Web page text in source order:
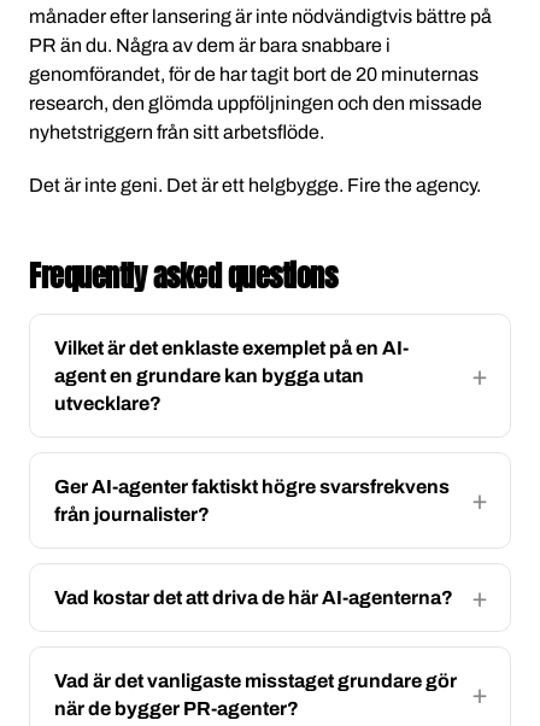
månader efter lansering är inte nödvändigtvis bättre på
PR än du. Några av dem är bara snabbare i
genomförandet, för de har tagit bort de 20 minuternas
research, den glömda uppföljningen och den missade
nyhetstriggern från sitt arbetsflöde.
Det är inte geni. Det är ett helgbygge. Fire the agency.
Frequently asked questions
Vilket är det enklaste exemplet på en AI-
agent en grundare kan bygga utan
utvecklare?
Ger AI-agenter faktiskt högre svarsfrekvens
från journalister?
Vad kostar det att driva de här AI-agenterna?
Vad är det vanligaste misstaget grundare gör
när de bygger PR-agenter?